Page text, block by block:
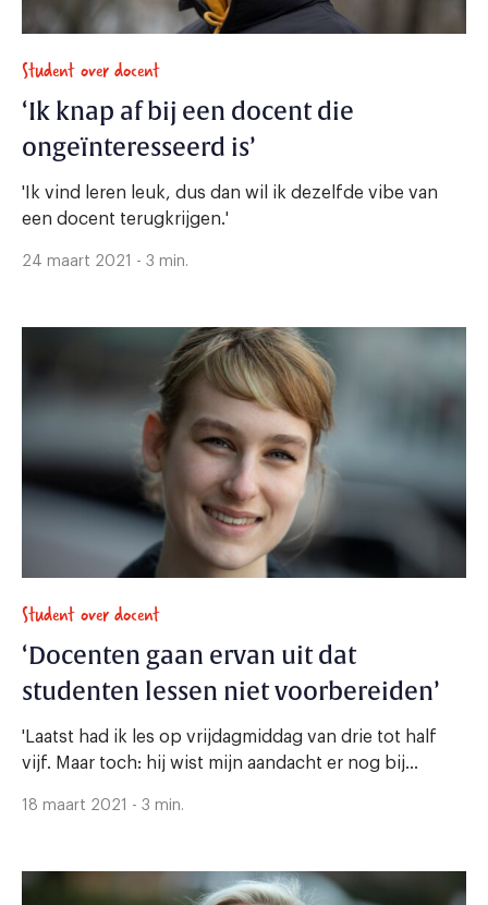
Student over docent
‘Ik knap af bij een docent die
ongeïnteresseerd is’
'Ik vind leren leuk, dus dan wil ik dezelfde vibe van
een docent terugkrijgen.'
24 maart 2021 - 3 min.
Student over docent
‘Docenten gaan ervan uit dat
studenten lessen niet voorbereiden’
'Laatst had ik les op vrijdagmiddag van drie tot half
vijf. Maar toch: hij wist mijn aandacht er nog bij...
18 maart 2021 - 3 min.